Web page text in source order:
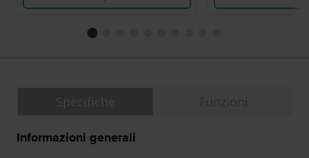
Informazioni generali